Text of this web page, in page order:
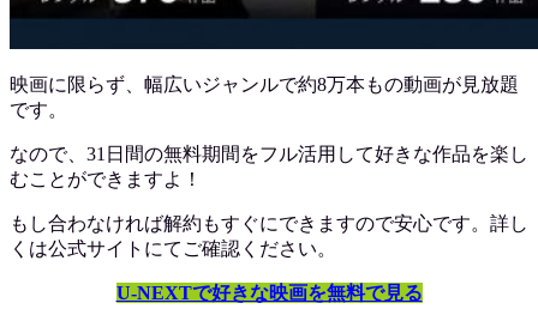
映画に限らず、幅広いジャンルで約8万本もの動画が見放題
です。
なので、31日間の無料期間をフル活用して好きな作品を楽し
むことができますよ！
もし合わなければ解約もすぐにできますので安心です。詳し
くは公式サイトにてご確認ください。
U-NEXTで好きな映画を無料で見る